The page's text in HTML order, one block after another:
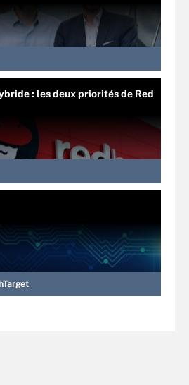
: les deux priorités de Red